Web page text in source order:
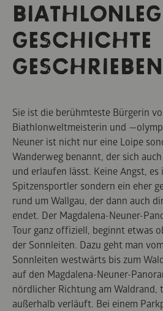
GESCHICHTE
Sie ist die berühmteste Bürgerin
Biathlonweltmeisterin und
Neuner ist nicht nur eine Loipe
Wanderweg benannt, der sich
und erlaufen lässt. Keine Angst,
Spitzensportler sondern ein eher
rund um Wallgau, der dann auch
endet. Der Magdalena-Neuner-
Tour ganz offiziell, beginnt etwas
der Sonnleiten. Dazu geht man
Sonnleiten westwärts bis zum
auf den Magdalena-Neuner-
nördlicher Richtung am Waldrand,
außerhalb verläuft. Bei einem